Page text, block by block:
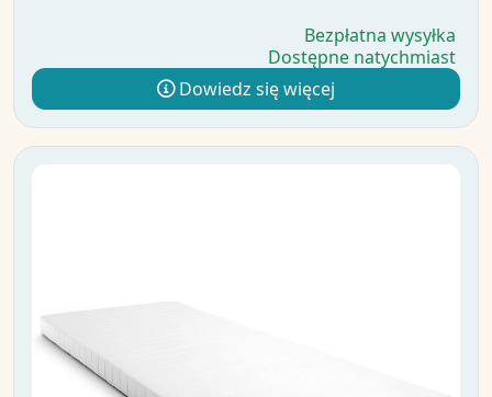
Bezpłatna wysyłka
Dostępne natychmiast
Dowiedz się więcej